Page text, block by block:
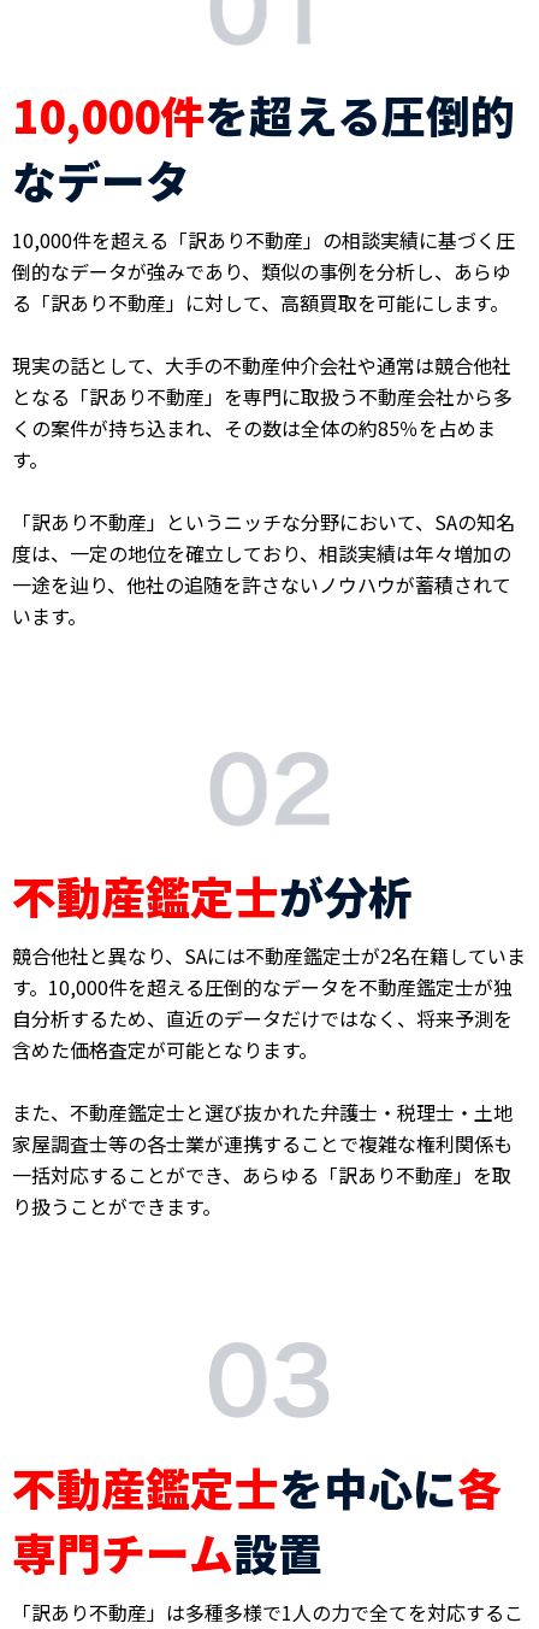
10,000件を超える圧倒的
なデータ
10,000件を超える「訳あり不動産」の相談実績に基づく圧
倒的なデータが強みであり、類似の事例を分析し、あらゆ
る「訳あり不動産」に対して、高額買取を可能にします。
現実の話として、大手の不動産仲介会社や通常は競合他社
となる「訳あり不動産」を専門に取扱う不動産会社から多
くの案件が持ち込まれ、その数は全体の約85％を占めま
す。
「訳あり不動産」というニッチな分野において、SAの知名
度は、一定の地位を確立しており、相談実績は年々増加の
一途を辿り、他社の追随を許さないノウハウが蓄積されて
います。
不動産鑑定士が分析
競合他社と異なり、SAには不動産鑑定士が2名在籍していま
す。10,000件を超える圧倒的なデータを不動産鑑定士が独
自分析するため、直近のデータだけではなく、将来予測を
含めた価格査定が可能となります。
また、不動産鑑定士と選び抜かれた弁護士・税理士・土地
家屋調査士等の各士業が連携することで複雑な権利関係も
一括対応することができ、あらゆる「訳あり不動産」を取
り扱うことができます。
不動産鑑定士を中心に各
専門チーム設置
「訳あり不動産」は多種多様で1人の力で全てを対応するこ